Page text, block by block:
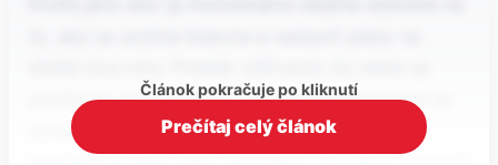
pustila do nepopulárnej, no nevyhnutnej práce na
konsolidácii verejných financií, ktorú
Článok pokračuje po kliknutí
Prečítaj celý článok